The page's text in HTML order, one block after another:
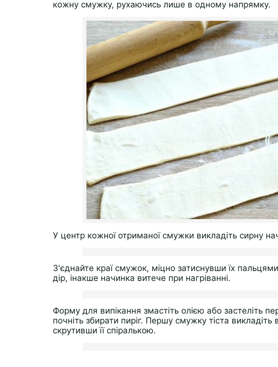
кожну смужку, рухаючись лише в одному напрямку.
У центр кожної отриманої смужки викладіть сирну
З'єднайте краї смужок, міцно затиснувши їх
дір, інакше начинка витече при нагріванні.
Форму для випікання змастіть олією або застеліть
почніть збирати пиріг. Першу смужку тіста
скрутивши її спіралькою.